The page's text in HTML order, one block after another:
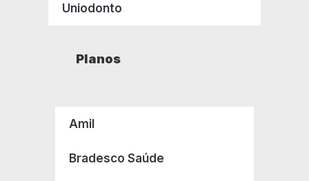
Uniodonto
Planos
Amil
Bradesco Saúde